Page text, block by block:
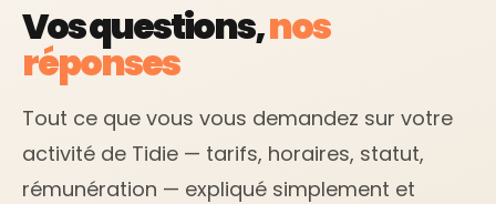
Vos questions,nos
réponses
Tout ce que vous vous demandez sur votre
activité de Tidie — tarifs, horaires, statut,
rémunération — expliqué simplement et